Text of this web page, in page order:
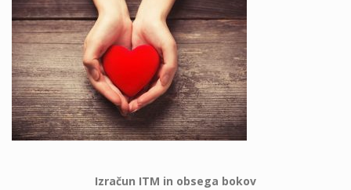
Izračun ITM in obsega bokov